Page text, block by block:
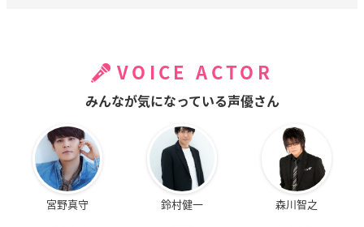
VOICE ACTOR
みんなが気になっている声優さん
宮野真守 鈴村健一 森川智之